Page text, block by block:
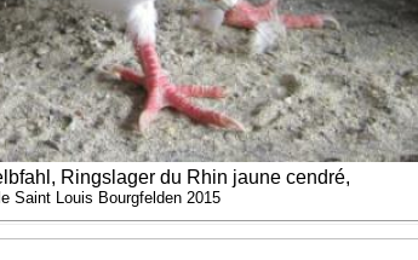
Ringslager du Rhin jaune cendré,
Saint Louis Bourgfelden 2015